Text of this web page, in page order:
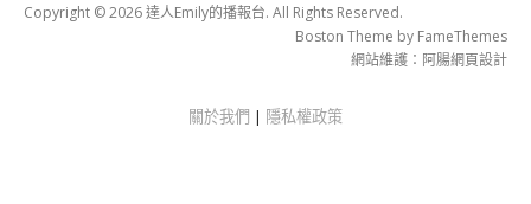
Copyright © 2026 達人Emily的播報台. All Rights Reserved.
Boston Theme by FameThemes
網站維護： 阿腸網頁設計
關於我們 | 隱私權政策